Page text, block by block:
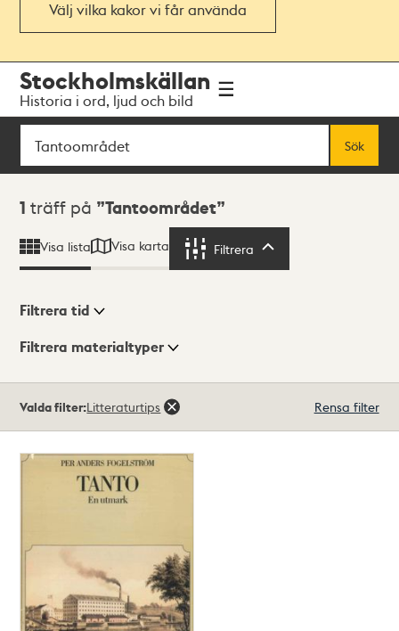
Välj vilka kakor vi får använda
navigationen
huvudinnehållet
Stockholmskällan
Historia i ord, ljud och bild
Sök
Sök
Sökresultat
1 träff på Tantoområdet
Visa lista Visa karta Filtrera
Visningsläge
Filtrera tid
Filtrera materialtyper
träffar
Valda filter:Litteraturtips Rensa filter